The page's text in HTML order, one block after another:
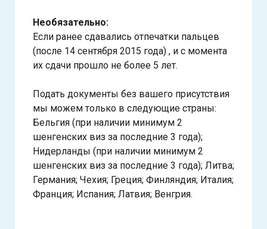
Необязательно:
Если ранее сдавались отпечатки пальцев
(после 14 сентября 2015 года) , и с момента
их сдачи прошло не более 5 лет.
Подать документы без вашего присутствия
мы можем только в следующие страны:
Бельгия (при наличии минимум 2
шенгенских виз за последние 3 года);
Нидерланды (при наличии минимум 2
шенгенских виз за последние 3 года); Литва;
Германия; Чехия; Греция; Финляндия; Италия;
Франция; Испания; Латвия; Венгрия.